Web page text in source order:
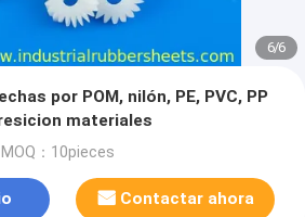
1/6
por POM, nilón, PE, PVC, PP
materiales
MOQ：10pieces
Contactar ahora